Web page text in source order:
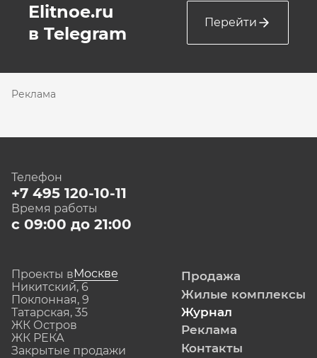
Elitnoe.ru
в Telegram
Перейти
Реклама
Телефон
+7 495 120-10-11
Время работы
с 09:00 до 21:00
Проекты вМоскве
Никитский, 6
Поклонная, 9
Татарская, 35
ЖК Остров
ЖК РЕКА
Закрытые продажи
Продажа
Жилые комплексы
Журнал
Реклама
Контакты